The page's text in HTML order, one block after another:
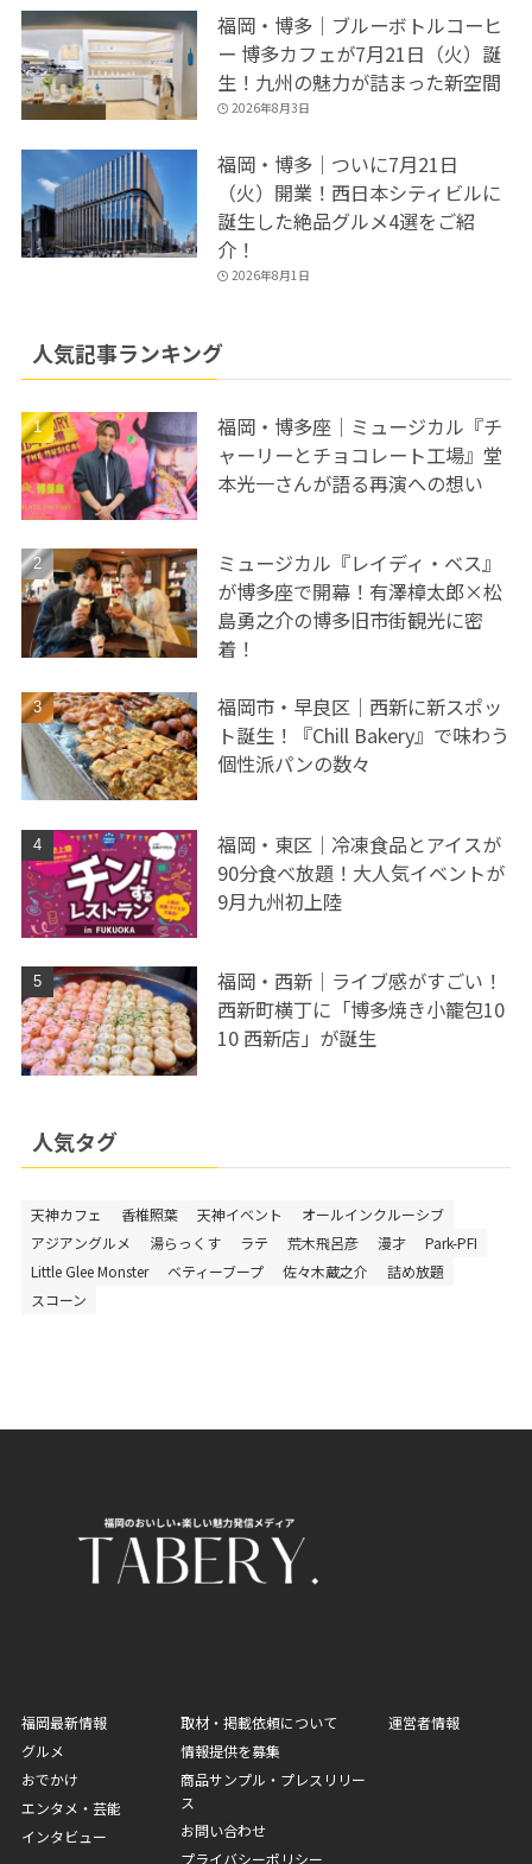
福岡・博多｜ブルーボトルコーヒ
ー 博多カフェが7月21日（火）誕
生！九州の魅力が詰まった新空間
2026年8月3日
福岡・博多｜ついに7月21日
（火）開業！西日本シティビルに
誕生した絶品グルメ4選をご紹
介！
2026年8月1日
人気記事ランキング
福岡・博多座｜ミュージカル『チ
ャーリーとチョコレート工場』堂
本光一さんが語る再演への想い
ミュージカル『レイディ・ベス』
が博多座で開幕！有澤樟太郎×松
島勇之介の博多旧市街観光に密
着！
福岡市・早良区｜西新に新スポッ
ト誕生！『Chill Bakery』で味わう
個性派パンの数々
福岡・東区｜冷凍食品とアイスが
90分食べ放題！大人気イベントが
9月九州初上陸
福岡・西新｜ライブ感がすごい！
西新町横丁に「博多焼き小籠包10
10 西新店」が誕生
人気タグ
天神カフェ 香椎照葉 天神イベント
オールインクルーシブ
アジアングルメ
湯らっくす ラテ 荒木飛呂彦 漫才
Park-PFI
Little Glee Monster
ベティーブープ 佐々木蔵之介
詰め放題
スコーン
福岡最新情報
グルメ
おでかけ
エンタメ・芸能
インタビュー
取材・掲載依頼について
情報提供を募集
商品サンプル・プレスリリー
ス
お問い合わせ
プライバシーポリシー
運営者情報